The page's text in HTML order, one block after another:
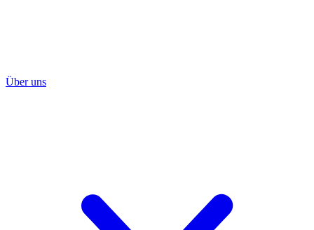
Über uns